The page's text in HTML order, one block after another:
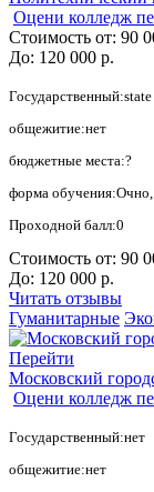
Оцени колледж
Стоимость от: 90
До: 120 000 р.
Государственный:state
общежитие:нет
бюджетные места:?
форма
Проходной балл:0
Стоимость от: 90
До: 120 000 р.
Читать отзывы
Гуманитарные
Перейти
Московский
Оцени колледж
Государственный:нет
общежитие:нет